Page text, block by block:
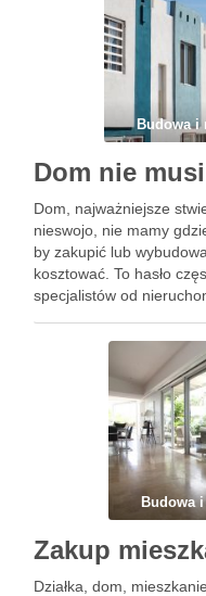
Budowa i
Dom nie
Dom, najważniejsze
nieswojo, nie mamy
by zakupić lub
kosztować. To hasło
specjalistów od
najwyższej półki. …
Budowa
Zakup
Działka, dom,